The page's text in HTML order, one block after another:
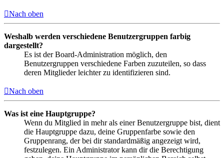
Nach oben
Weshalb werden verschiedene Benutzergruppen farbig
dargestellt?
Es ist der Board-Administration möglich, den
Benutzergruppen verschiedene Farben zuzuteilen, so dass
deren Mitglieder leichter zu identifizieren sind.
Nach oben
Was ist eine Hauptgruppe?
Wenn du Mitglied in mehr als einer Benutzergruppe bist, dient
die Hauptgruppe dazu, deine Gruppenfarbe sowie den
Gruppenrang, der bei dir standardmäßig angezeigt wird,
festzulegen. Ein Administrator kann dir die Berechtigung